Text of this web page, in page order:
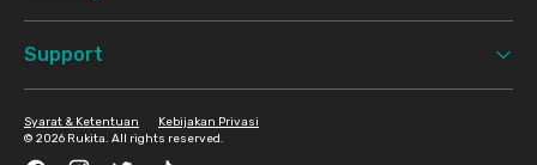
Support
© 2026 Rukita. All rights reserved.
Syarat & Ketentuan Kebijakan Privasi